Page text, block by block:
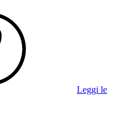
Leggi le